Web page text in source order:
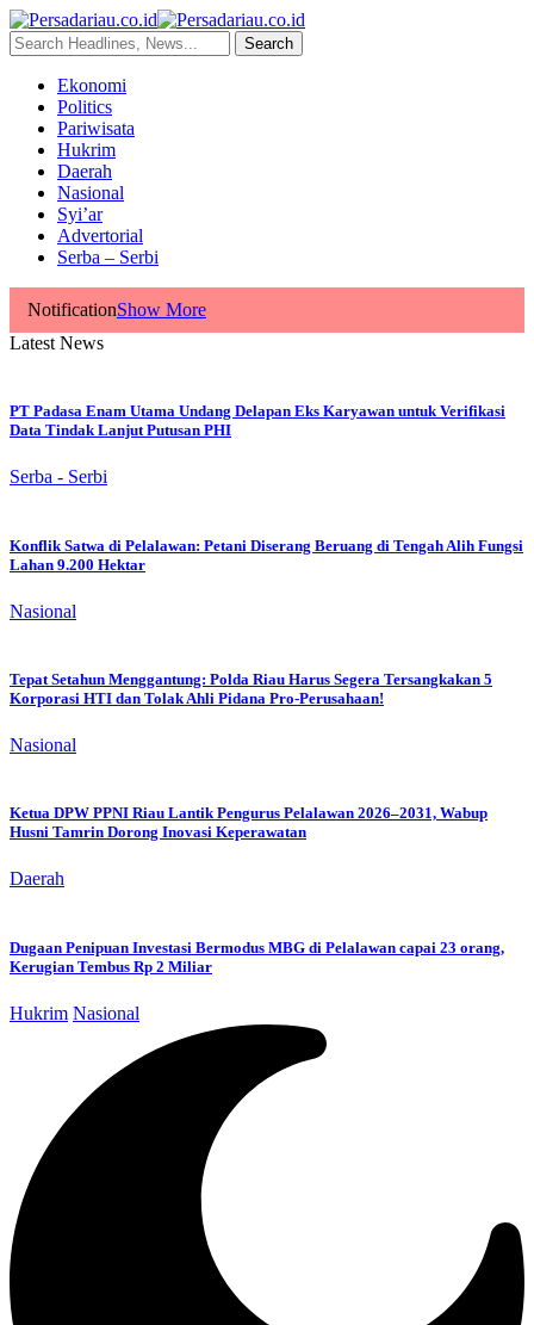
Ekonomi
Politics
Pariwisata
Hukrim
Daerah
Nasional
Syi’ar
Advertorial
Serba – Serbi
NotificationShow More
Latest News
PT Padasa Enam Utama Undang Delapan Eks Karyawan untuk Verifikasi
Data Tindak Lanjut Putusan PHI
Serba - Serbi
Konflik Satwa di Pelalawan: Petani Diserang Beruang di Tengah Alih Fungsi
Lahan 9.200 Hektar
Nasional
Tepat Setahun Menggantung: Polda Riau Harus Segera Tersangkakan 5
Korporasi HTI dan Tolak Ahli Pidana Pro-Perusahaan!
Nasional
Ketua DPW PPNI Riau Lantik Pengurus Pelalawan 2026–2031, Wabup
Husni Tamrin Dorong Inovasi Keperawatan
Daerah
Dugaan Penipuan Investasi Bermodus MBG di Pelalawan capai 23 orang,
Kerugian Tembus Rp 2 Miliar
Hukrim Nasional